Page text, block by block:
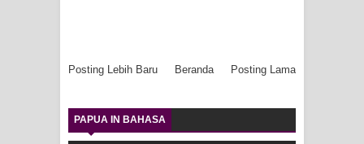
Posting Lebih Baru Posting Lama
Beranda
PAPUA IN BAHASA